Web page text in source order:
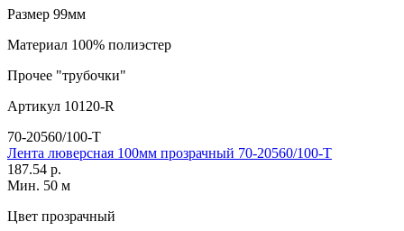
Размер 99мм
Материал 100% полиэстер
Прочее "трубочки"
Артикул 10120-R
70-20560/100-T
Лента люверсная 100мм прозрачный 70-20560/100-T
187.54 р.
Мин. 50 м
Цвет прозрачный